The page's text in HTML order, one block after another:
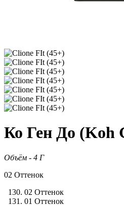
Ко Ген До (Koh
Объём - 4 Г
02 Оттенок
02 Оттенок
01 Оттенок